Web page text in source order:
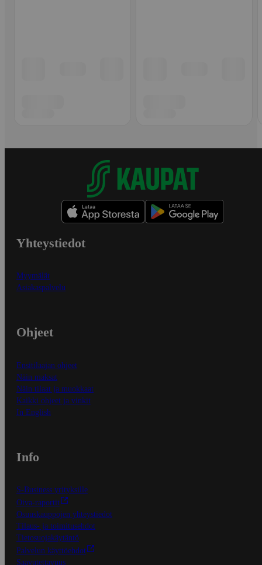
Yhteystiedot
Myymälät
Asiakaspalvelu
Ohjeet
Ensitilaajan ohjeet
Näin maksat
Näin tilaat ja muokkaat
Kaikki ohjeet ja vinkit
In English
Info
S-Business yrityksille
Oiva-raportit
Osuuskauppojen yhteystiedot
Tilaus- ja toimitusehdot
Tietosuojakäytäntö
Palvelun käyttöehdot
Saavutettavuus